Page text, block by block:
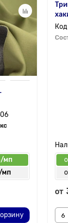
мп
мп
от